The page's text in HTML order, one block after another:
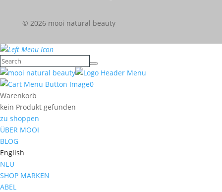
© 2026 mooi natural beauty
0
Warenkorb
kein Produkt gefunden
zu shoppen
ÜBER MOOI
BLOG
English
NEU
SHOP MARKEN
ABEL